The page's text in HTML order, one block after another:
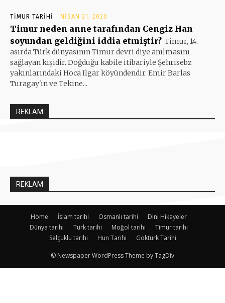
TIMUR TARIHI NISAN 21, 2020
Timur neden anne tarafından Cengiz Han
soyundan geldiğini iddia etmiştir? Timur, 14.
asırda Türk dünyasının Timur devri diye anılmasını
sağlayan kişidir. Doğduğu kabile itibariyle Şehrisebz
yakınlarındaki Hoca Ilgar köyündendir. Emir Barlas
Turagay'ın ve Tekine...
REKLAM
REKLAM
Home İslam tarihi Osmanlı tarihi
Dini Hikayeler
Dünya tarihi
Türk tarihi Moğol tarihi
Timur tarihi
Selçuklu tarihi
Hun Tarihi Göktürk Tarihi
© Newspaper WordPress Theme by TagDiv